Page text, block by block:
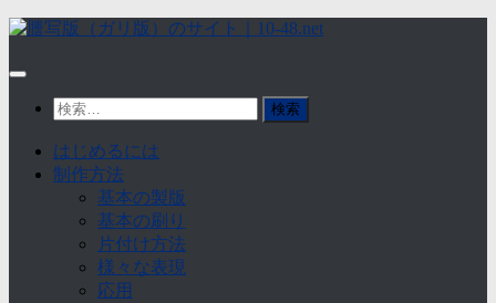
Skip
検
はじめるには
制作方法
基本の製版
基本の刷り
片付け方法
様々な表現
応用